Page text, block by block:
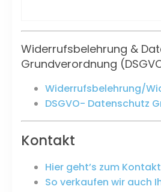
Widerrufsbelehrung &
Grundverordnung
Widerrufsbelehrung/
DSGVO- Datenschutz
Kontakt
Hier geht’s zum
So verkaufen wir auch